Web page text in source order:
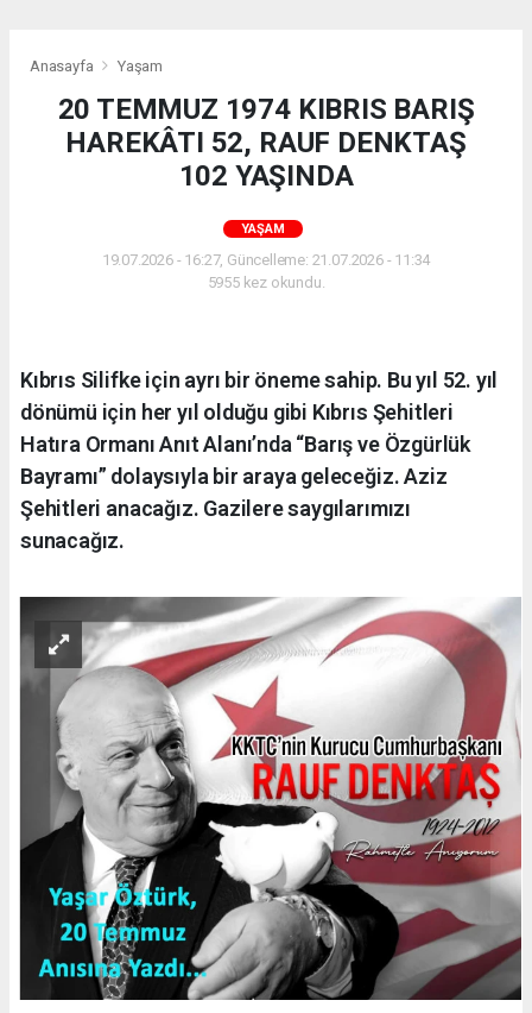
Anasayfa Yaşam
20 TEMMUZ 1974 KIBRIS BARIŞ
HAREKÂTI 52, RAUF DENKTAŞ
102 YAŞINDA
YAŞAM
19.07.2026 - 16:27, Güncelleme: 21.07.2026 - 11:34
5955 kez okundu.
Kıbrıs Silifke için ayrı bir öneme sahip. Bu yıl 52. yıl
dönümü için her yıl olduğu gibi Kıbrıs Şehitleri
Hatıra Ormanı Anıt Alanı’nda “Barış ve Özgürlük
Bayramı” dolaysıyla bir araya geleceğiz. Aziz
Şehitleri anacağız. Gazilere saygılarımızı
sunacağız.